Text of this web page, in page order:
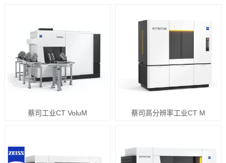
蔡司工业CT VoluM 蔡司高分辨率工业CT M